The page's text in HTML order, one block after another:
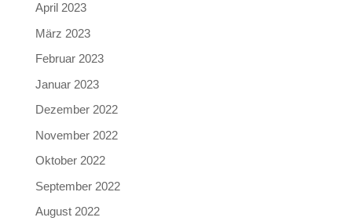
April 2023
März 2023
Februar 2023
Januar 2023
Dezember 2022
November 2022
Oktober 2022
September 2022
August 2022